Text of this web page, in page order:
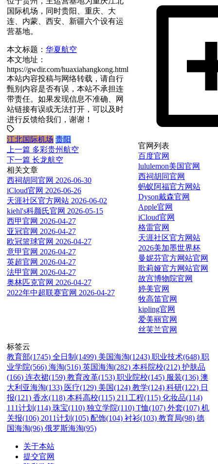
国际机场，同时贵阳、重庆、大
连、内蒙、西安、新疆六个设有运
营基地。
本文标题： 华夏航空
本文地址：
https://gwdir.com/huaxiahangkong.html
本站内容投稿与网络转载，请自行
甄别内容是否有误，本站不承担连
带责任。如果发现信息不准确、网
站链接有误或无法打开，可以及时
进行反馈给我们，谢谢！
江北国际机场 贵阳
上一篇 多彩贵州航空
下一篇 长龙航空
相关文章
西祠胡同官网 2026-06-30
iCloud官网 2026-06-26
天涯社区官方网站 2026-06-02
kiehl's科颜氏官网 2026-05-15
西甲官网 2026-04-27
亚冠官网 2026-04-27
欧冠篮球官网 2026-04-27
意甲官网 2026-04-27
英超官网 2026-04-27
法甲官网 2026-04-27
奥林匹克官网 2026-04-27
2022年中超联赛官网 2026-04-27
官网列表
百度官网
lululemon美国官网
西祠胡同官网
蚂蚁阿福官方网站
Dyson戴森官网
Apple官网
iCloud官网
格雷官网
天涯社区官方网站
2026美加墨世界杯
曼妮芬官方网站官网
歌莉娅官方网站官网
故宫博物院官网
婷美官网
牧高笛官网
kipling官网
爱美丽官网
丝芙兰官网
标签云
教育部(1745) 全日制(1499) 美国海淘(1243) 职业技术(648) 职
业学院(566) 海淘(516) 英国海淘(282) 本科院校(212) 护肤品
(166) 连衣裙(159) 教育改革(153) 职业院校(145) 服装(136) 澳
大利亚海淘(133) 医疗(129) 美国(124) 教学(124) 科研(122) 日
报(121) 香水(118) 本科高校(115) 211工程(115) 化妆品(114)
111计划(114) 珠宝(110) 独立学院(110) T恤(107) 外套(107) 机
关报(106) 2011计划(105) 配饰(104) 衬衫(103) 教育局(98) 德
国海淘(96) 俄罗斯海淘(95)
关于本站
提交官网